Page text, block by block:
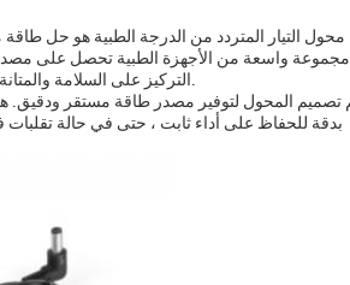
محول التيار المتردد من الدرجة الطبية هو حل
مجموعة واسعة من الأجهزة الطبية تحصل على